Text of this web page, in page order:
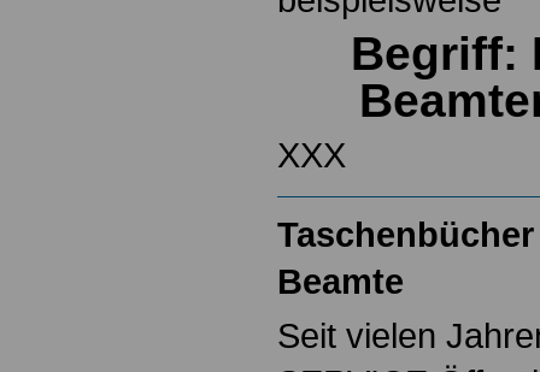
Begriff:
XXX
Beamte
Seit vielen